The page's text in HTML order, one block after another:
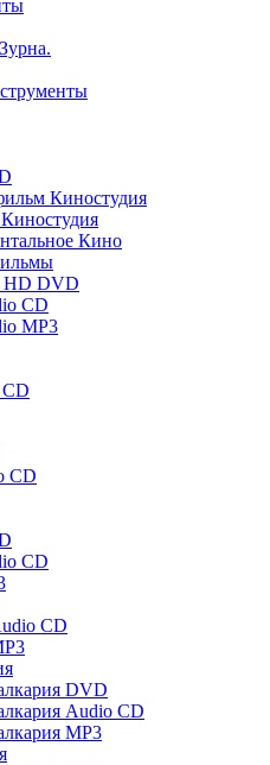
Киностудия
Кино
HD DVD
CD
MP3
CD
CD
CD
DVD
Audio CD
MP3